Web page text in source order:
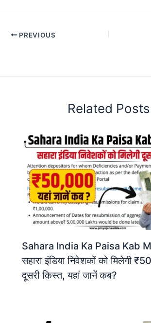
PREVIOUS
Related Posts
Sahara India Ka Paisa Kab
सहारा इंडिया निवेशकों को मिलेगी
दूसरी किस्त, यहां जानें कब?